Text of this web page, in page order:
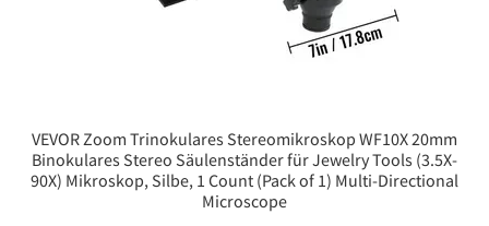
VEVOR Zoom Trinokulares Stereomikroskop WF10X 20mm
Binokulares Stereo Säulenständer für Jewelry Tools (3.5X-
90X) Mikroskop, Silbe, 1 Count (Pack of 1) Multi-Directional
Microscope